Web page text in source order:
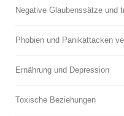
Negative Glaubenssätze und
Phobien und Panikattacken
Ernährung und Depression
Toxische Beziehungen